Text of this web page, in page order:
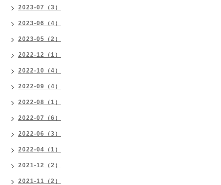
2023-07（3）
2023-06（4）
2023-05（2）
2022-12（1）
2022-10（4）
2022-09（4）
2022-08（1）
2022-07（6）
2022-06（3）
2022-04（1）
2021-12（2）
2021-11（2）